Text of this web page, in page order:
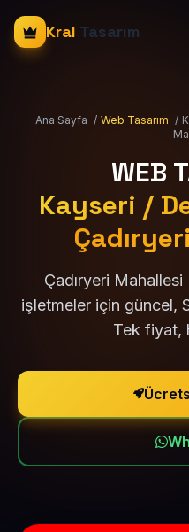
Kral Tasarım
Ana Sayfa / Web Tasarım /
WEB
Kayseri /
Çadıryeri
işletmeler için güncel,
Tek fiyat,